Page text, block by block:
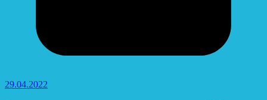
29.04.2022